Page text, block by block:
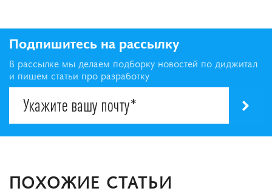
Подпишитесь на рассылку
В рассылке мы делаем подборку новостей по диджитал
и пишем статьи про разработку
ПОХОЖИЕ СТАТЬИ